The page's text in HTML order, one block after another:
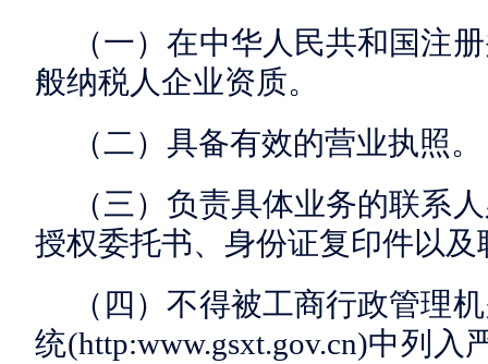
（一）在中华人民共和国注
般纳税人企业资质。
（二）具备有效的营业执照。
（三）负责具体业务的联系
授权委托书、身份证复印件以
（四）不得被工商行政管理
统(http:www.gsxt.gov.cn)中列